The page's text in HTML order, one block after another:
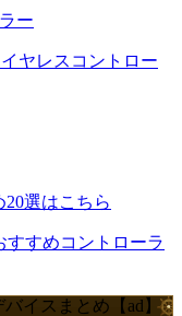
ー
ヤレスコントロー
20選はこちら
すすめコントローラ
イスまとめ【ad】